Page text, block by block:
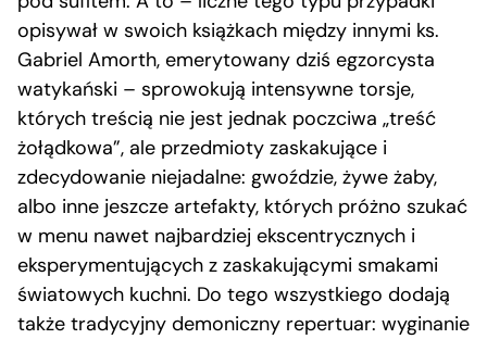
opisywał w swoich książkach między innymi ks.
Gabriel Amorth, emerytowany dziś egzorcysta
watykański – sprowokują intensywne torsje,
których treścią nie jest jednak poczciwa „treść
żołądkowa”, ale przedmioty zaskakujące i
zdecydowanie niejadalne: gwoździe, żywe żaby,
albo inne jeszcze artefakty, których próżno szukać
w menu nawet najbardziej ekscentrycznych i
eksperymentujących z zaskakującymi smakami
światowych kuchni. Do tego wszystkiego dodają
także tradycyjny demoniczny repertuar: wyginanie